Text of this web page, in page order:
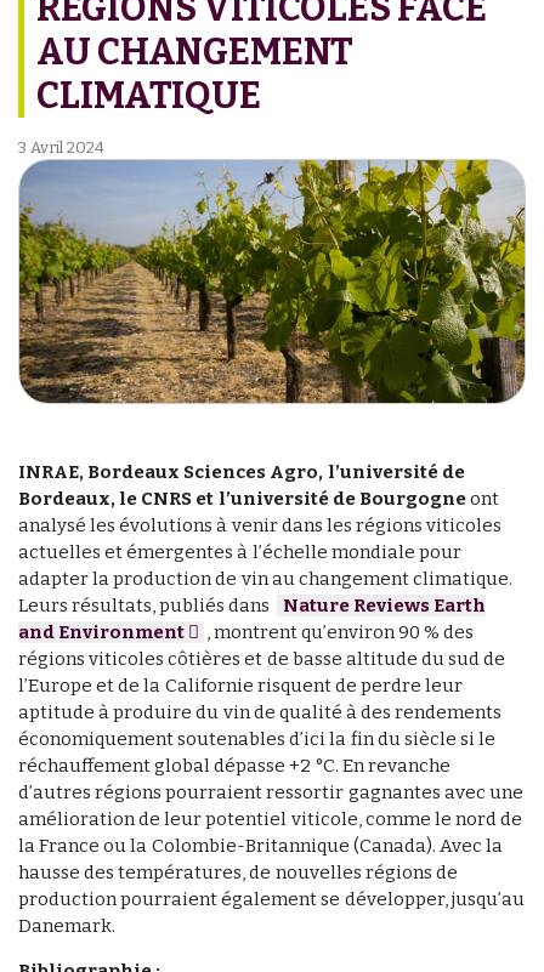
AU CHANGEMENT
CLIMATIQUE
3 Avril 2024
INRAE, Bordeaux Sciences Agro, l’université de
Bordeaux, le CNRS et l’université de Bourgogneont
analysé les évolutions à venir dans les régions viticoles
actuelles et émergentes à l’échelle mondiale pour
adapter la production de vin au changement climatique.
Leurs résultats, publiés dans
Nature Reviews Earth
and Environment
, montrent qu’environ 90 % des
régions viticoles côtières et de basse altitude du sud de
l’Europe et de la Californie risquent de perdre leur
aptitude à produire du vin de qualité à des rendements
économiquement soutenables d’ici la fin du siècle si le
réchauffement global dépasse +2 °C. En revanche
d’autres régions pourraient ressortir gagnantes avec une
amélioration de leur potentiel viticole, comme le nord de
la France ou la Colombie-Britannique (Canada). Avec la
hausse des températures, de nouvelles régions de
production pourraient également se développer, jusqu’au
Danemark.